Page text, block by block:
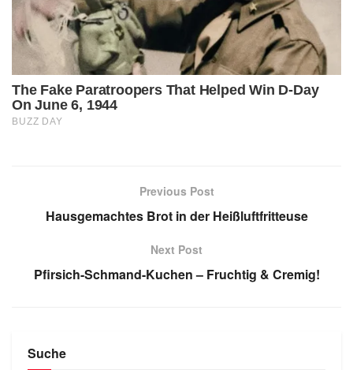
Previous Post
Hausgemachtes Brot in der Heißluftfritteuse
Next Post
Pfirsich-Schmand-Kuchen – Fruchtig & Cremig!
Suche